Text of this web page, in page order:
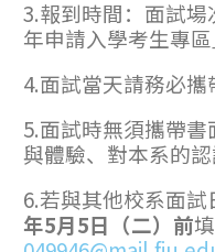
3.報到時間：面試
年申請入學考生專
4.面試當天請務必攜
5.面試時無須攜帶
與體驗、對本系的認
6.若與其他校系面
年5月5日（二）前